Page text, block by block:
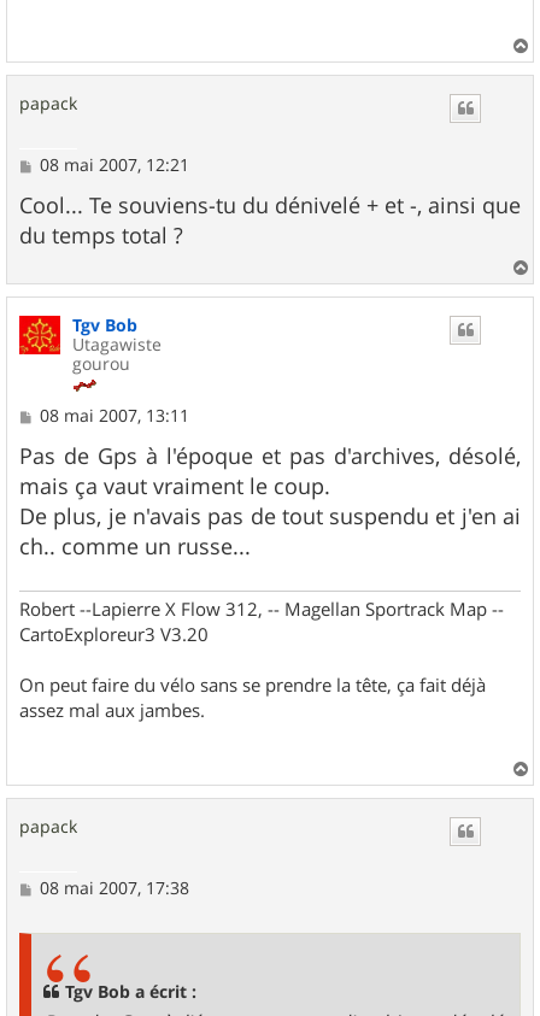
a
papack
M
s
s
a
e
08 mai 2007, 12:21
Cool... Te souviens-tu du dénivelé + et -, ainsi que
du temps total ?
a
Tgv Bob
Utagawiste
gourou
M
s
s
a
g
e
08 mai 2007, 13:11
Pas de Gps à l'époque et pas d'archives, désolé,
mais ça vaut vraiment le coup.
De plus, je n'avais pas de tout suspendu et j'en ai
ch.. comme un russe...
Robert --Lapierre X Flow 312, -- Magellan Sportrack Map --
CartoExploreur3 V3.20
On peut faire du vélo sans se prendre la tête, ça fait déjà
assez mal aux jambes.
a
papack
M
08 mai 2007, 17:38
Tgv Bob a écrit :